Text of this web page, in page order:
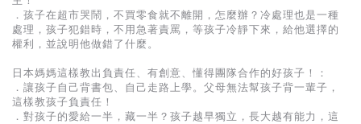
．孩子在超市哭鬧，不買零食就不離開，怎麼辦？冷處理也是一種
處理，孩子犯錯時，不用急著責罵，等孩子冷靜下來，給他選擇的
權利，並說明他做錯了什麼。
日本媽媽這樣教出負責任、有創意、懂得團隊合作的好孩子！：
．讓孩子自己背書包、自己走路上學。父母無法幫孩子背一輩子，
這樣教孩子負責任！
．對孩子的愛給一半，藏一半？孩子越早獨立，長大越有能力，這